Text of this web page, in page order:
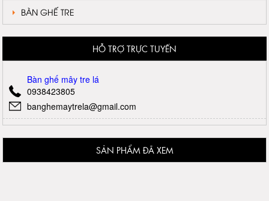
BÀN GHẾ TRE
HỖ TRỢ TRỰC TUYẾN
Bàn ghế mây tre lá
0938423805
banghemaytrela@gmail.com
SẢN PHẨM ĐÃ XEM